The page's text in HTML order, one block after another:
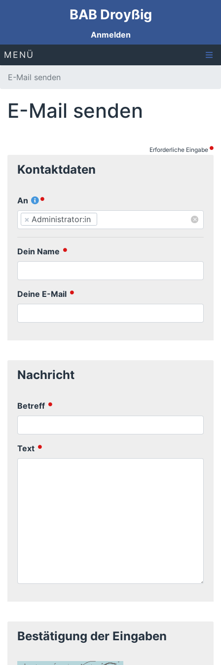
BAB Droyßig
Anmelden
MENÜ
E-Mail senden
E-Mail senden
Erforderliche Eingabe
Kontaktdaten
An
×
× Administrator:in
Dein Name
Deine E-Mail
Nachricht
Betreff
Text
Bestätigung der Eingaben